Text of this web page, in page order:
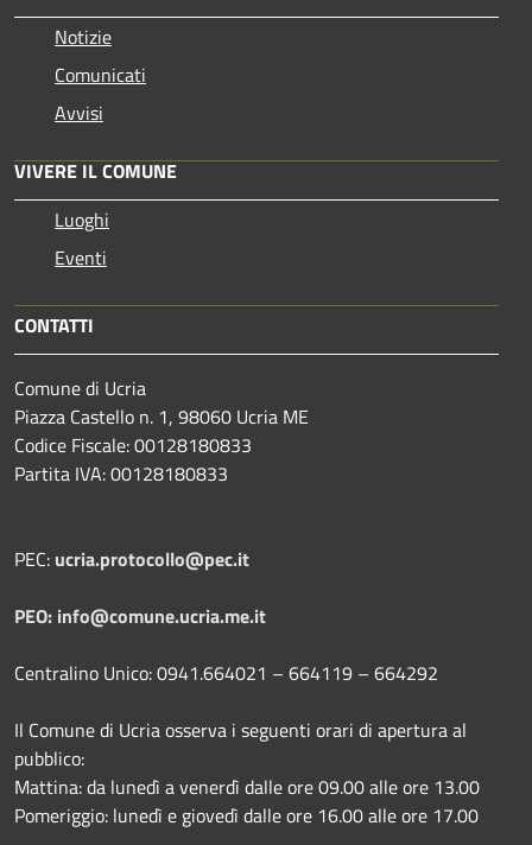
Notizie
Comunicati
Avvisi
VIVERE IL COMUNE
Luoghi
Eventi
CONTATTI
Comune di Ucria
Piazza Castello n. 1, 98060 Ucria ME
Codice Fiscale: 00128180833
Partita IVA: 00128180833
PEC: ucria.protocollo@pec.it
PEO: info@comune.ucria.me.it
Centralino Unico: 0941.664021 – 664119 – 664292
Il Comune di Ucria osserva i seguenti orari di apertura al
pubblico:
Mattina: da lunedì a venerdì dalle ore 09.00 alle ore 13.00
Pomeriggio: lunedì e giovedì dalle ore 16.00 alle ore 17.00